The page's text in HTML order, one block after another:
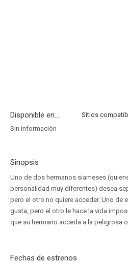
Disponible en...
Sin información
Sinopsis
Uno de dos hermanos siameses
personalidad muy diferentes) desea
pero el otro no quiere acceder. Uno de
gusta, pero el otro le hace la vida
que su hermano acceda a la peligrosa
Fechas de estrenos